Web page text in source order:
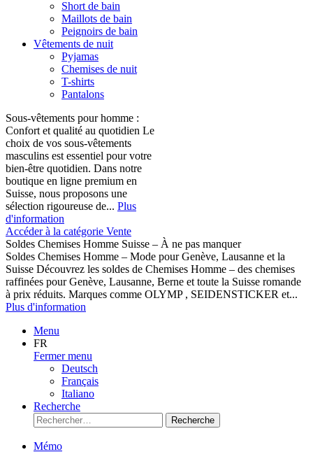
Short de bain
Maillots de bain
Peignoirs de bain
Vêtements de nuit
Pyjamas
Chemises de nuit
T-shirts
Pantalons
Sous-vêtements pour homme :
Confort et qualité au quotidien Le
choix de vos sous-vêtements
masculins est essentiel pour votre
bien-être quotidien. Dans notre
boutique en ligne premium en
Suisse, nous proposons une
sélection rigoureuse de... Plus
d'information
Accéder à la catégorie Vente
Soldes Chemises Homme Suisse – À ne pas manquer
Soldes Chemises Homme – Mode pour Genève, Lausanne et la
Suisse Découvrez les soldes de Chemises Homme – des chemises
raffinées pour Genève, Lausanne, Berne et toute la Suisse romande
à prix réduits. Marques comme OLYMP , SEIDENSTICKER et...
Plus d'information
Menu
FR
Fermer menu
Deutsch
Français
Italiano
Recherche
Recherche
Mémo